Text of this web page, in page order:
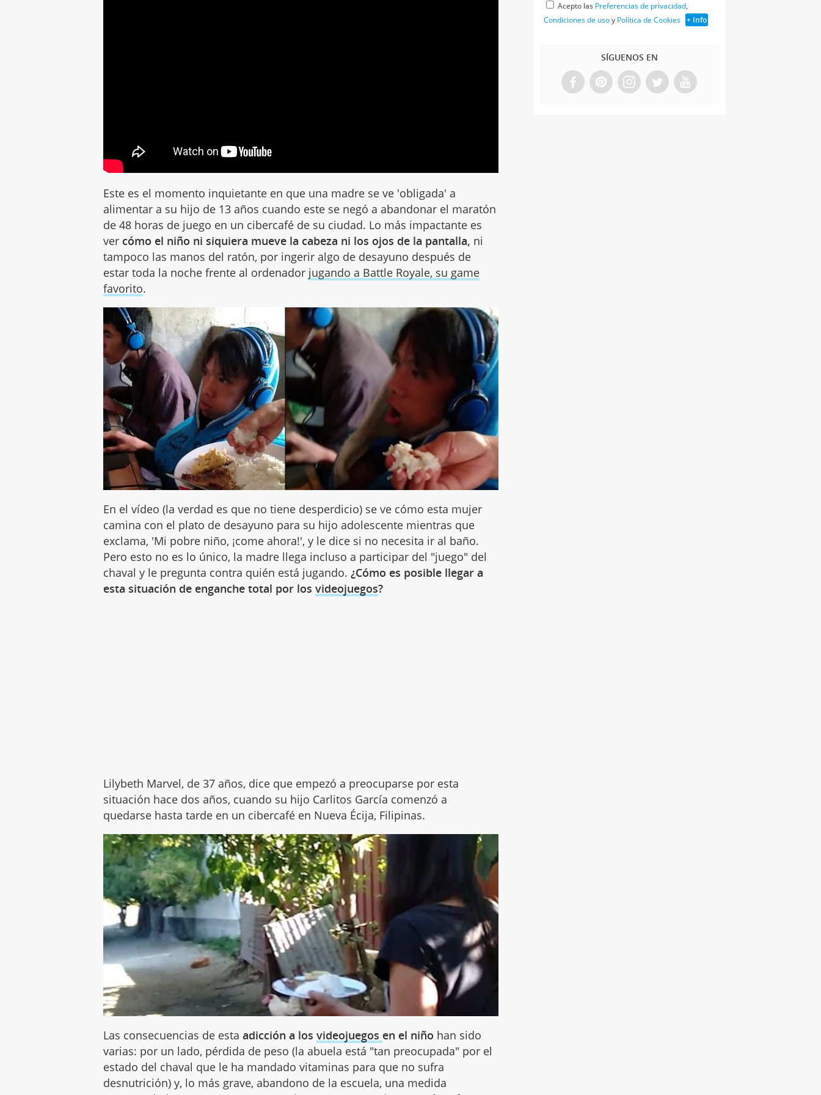
Este es el momento inquietante en que una madre se ve 'obligada' a
alimentar a su hijo de 13 años cuando este se negó a abandonar el maratón
de 48 horas de juego en un cibercafé de su ciudad. Lo más impactante es
ver cómo el niño ni siquiera mueve la cabeza ni los ojos de la pantalla, ni
tampoco las manos del ratón, por ingerir algo de desayuno después de
estar toda la noche frente al ordenador jugando a Battle Royale, su game
favorito.
En el vídeo (la verdad es que no tiene desperdicio) se ve cómo esta mujer
camina con el plato de desayuno para su hijo adolescente mientras que
exclama, 'Mi pobre niño, ¡come ahora!', y le dice si no necesita ir al baño.
Pero esto no es lo único, la madre llega incluso a participar del "juego" del
chaval y le pregunta contra quién está jugando.¿Cómo es posible llegar a
esta situación de enganche total por losvideojuegos?
Lilybeth Marvel, de 37 años, dice que empezó a preocuparse por esta
situación hace dos años, cuando su hijo Carlitos García comenzó a
quedarse hasta tarde en un cibercafé en Nueva Écija, Filipinas.
Las consecuencias de estaadicción a losvideojuegos en el niño han sido
varias: por un lado, pérdida de peso (la abuela está "tan preocupada" por el
estado del chaval que le ha mandado vitaminas para que no sufra
desnutrición) y, lo más grave, abandono de la escuela, una medida
Acepto las Preferencias de privacidad,
Condiciones de usoy Política de Cookies + Info
SÍGUENOS EN